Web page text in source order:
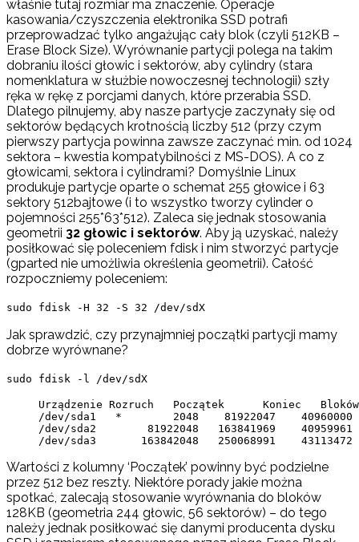
właśnie tutaj rozmiar ma znaczenie. Operacje
kasowania/czyszczenia elektronika SSD potrafi
przeprowadzać tylko angażując cały blok (czyli 512KB –
Erase Block Size). Wyrównanie partycji polega na takim
dobraniu ilości głowic i sektorów, aby cylindry (stara
nomenklatura w służbie nowoczesnej technologii) szły
ręka w rękę z porcjami danych, które przerabia SSD.
Dlatego pilnujemy, aby nasze partycje zaczynały się od
sektorów będących krotnością liczby 512 (przy czym
pierwszy partycja powinna zawsze zaczynać min. od 1024
sektora – kwestia kompatybilności z MS-DOS). A co z
głowicami, sektora i cylindrami? Domyślnie Linux
produkuje partycje oparte o schemat 255 głowice i 63
sektory 512bajtowe (i to wszystko tworzy cylinder o
pojemności 255*63*512). Zaleca się jednak stosowania
geometrii 32 głowic i sektorów. Aby ją uzyskać, należy
posiłkować się poleceniem fdisk i nim stworzyć partycje
(gparted nie umożliwia określenia geometrii). Całość
rozpoczniemy poleceniem:
sudo fdisk -H 32 -S 32 /dev/sdX
Jak sprawdzić, czy przynajmniej początki partycji mamy
dobrze wyrównane?
sudo fdisk -l /dev/sdX
Urządzenie Rozruch   Początek      Koniec
/dev/sda1   *        2048    81922047
/dev/sda2        81922048   163841969
/dev/sda3       163842048   250068991
Wartości z kolumny ‘Początek’ powinny być podzielne
przez 512 bez reszty. Niektóre porady jakie można
spotkać, zalecają stosowanie wyrównania do bloków
128KB (geometria 244 głowic, 56 sektorów) – do tego
należy jednak posiłkować się danymi producenta dysku